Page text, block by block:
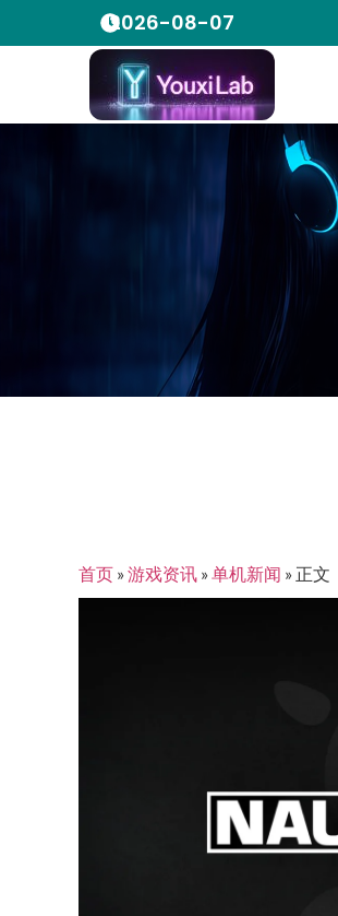
2026-08-07
首页 »游戏资讯 »单机新闻 » 正文